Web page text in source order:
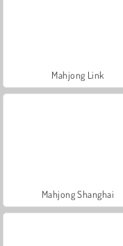
Mahjong Link
Mahjong Shanghai